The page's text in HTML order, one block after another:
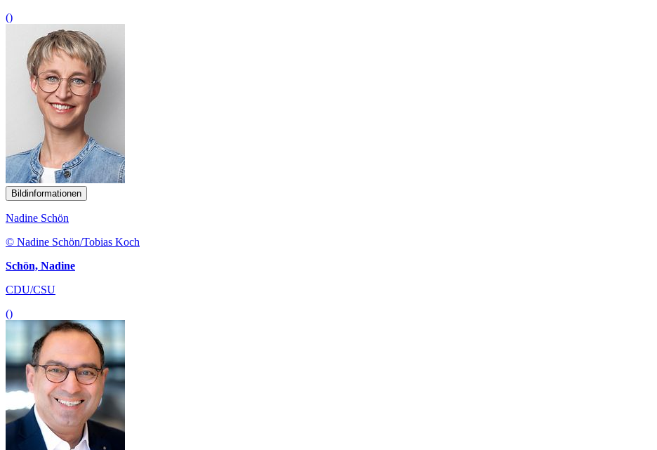
()
Bildinformationen
Nadine Schön
© Nadine Schön/Tobias Koch
Schön, Nadine
CDU/CSU
()